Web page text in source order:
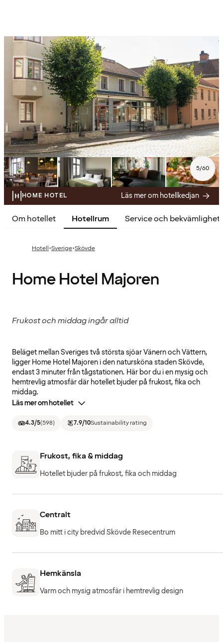
5/60
HOME HOTEL Läs mer om hotellkedjan
Om hotellet Hotellrum Service och
Hotell·Sverige·Skövde
Home Hotel Majoren
Frukost och middag ingår alltid
Beläget mellan Sveriges två största sjöar Vänern och Vättern,
ligger Home Hotel Majoren i den natursköna staden Skövde,
endast 3 minuter från tågstationen. Här bor du i en mysig och
hemtrevlig atmosfär där hotellet bjuder på frukost, fika och
middag.
Läs mer om hotellet
4.3/5(598) 7.9/10Sustainability rating
Frukost, fika & middag
Hotellet bjuder på frukost, fika och middag
Centralt
Bo mitt i city bredvid Skövde Resecentrum
Hemkänsla
Varm och mysig atmosfär i hemtrevlig design